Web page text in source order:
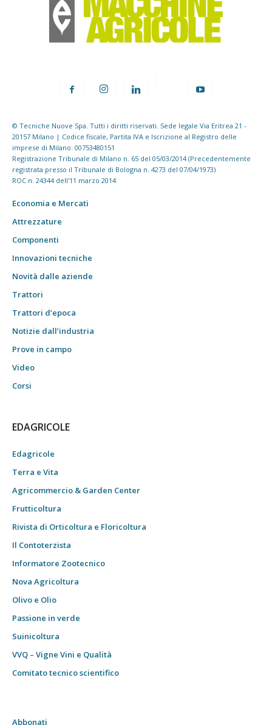
© Tecniche Nuove Spa. Tutti i diritti riservati. Sede legale Via Eritrea 21 -
20157 Milano | Codice fiscale, Partita IVA e Iscrizione al Registro delle
imprese di Milano: 00753480151
Registrazione Tribunale di Milano n. 65 del 05/03/2014 (Precedentemente
registrata presso il Tribunale di Bologna n. 4273 del 07/04/1973)
ROC n. 24344 dell'11 marzo 2014
Economia e Mercati
Attrezzature
Componenti
Innovazioni tecniche
Novità dalle aziende
Trattori
Trattori d’epoca
Notizie dall’industria
Prove in campo
Video
Corsi
EDAGRICOLE
Edagricole
Terra e Vita
Agricommercio & Garden Center
Frutticoltura
Rivista di Orticoltura e Floricoltura
Il Contoterzista
Informatore Zootecnico
Nova Agricoltura
Olivo e Olio
Passione in verde
Suinicoltura
VVQ – Vigne Vini e Qualità
Comitato tecnico scientifico
Abbonati